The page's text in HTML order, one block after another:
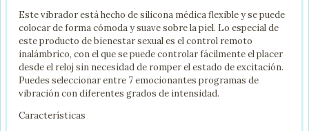
Este vibrador está hecho de silicona médica flexible y se puede
colocar de forma cómoda y suave sobre la piel. Lo especial de
este producto de bienestar sexual es el control remoto
inalámbrico, con el que se puede controlar fácilmente el placer
desde el reloj sin necesidad de romper el estado de excitación.
Puedes seleccionar entre 7 emocionantes programas de
vibración con diferentes grados de intensidad.
Características